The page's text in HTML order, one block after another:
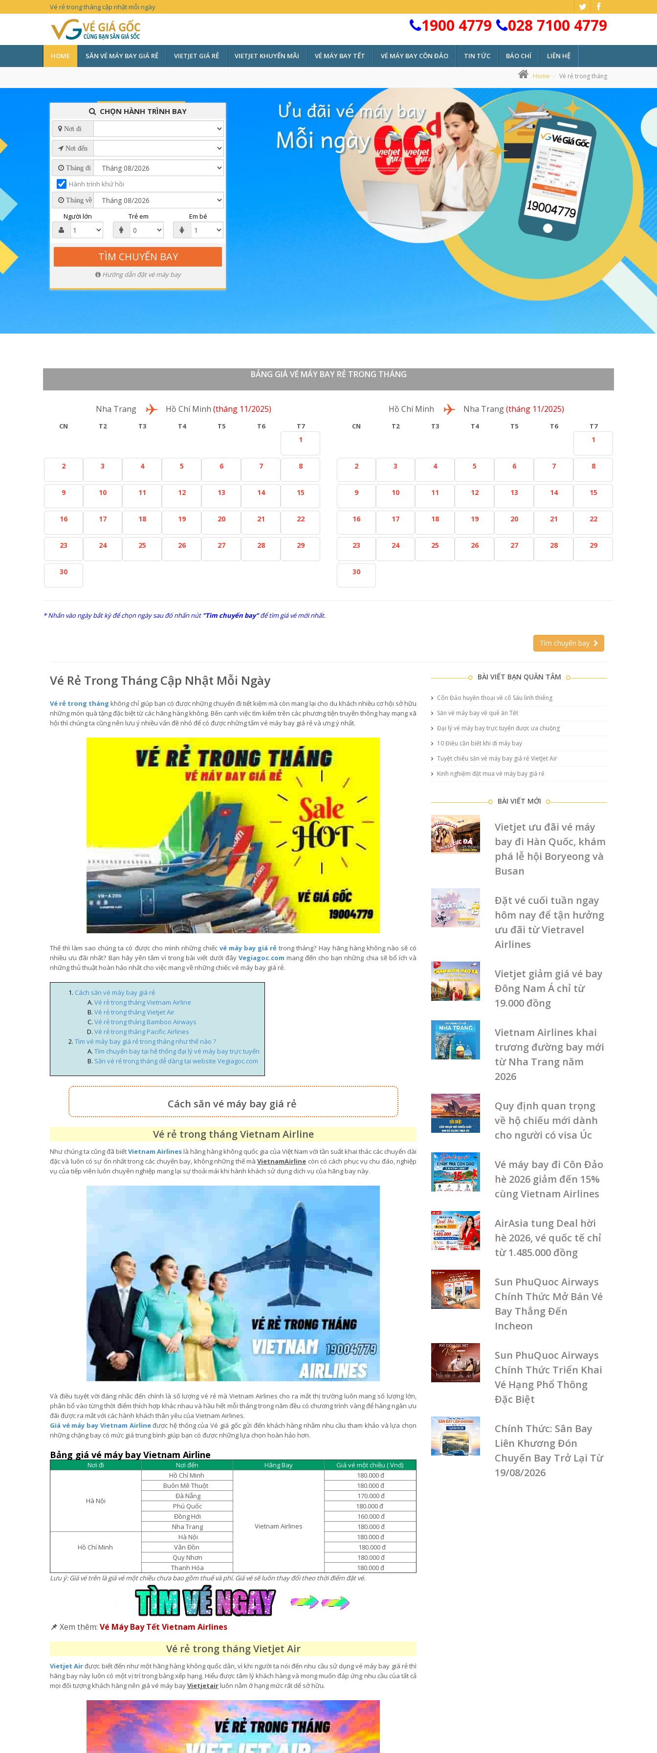
Vé rẻ trong tháng cập nhật mỗi ngày
1900 4779 028 7100 4779
HOME SĂN VÉ MÁY BAY GIÁ RẺ VIETJET GIÁ RẺ VIETJET KHUYẾN MÃI VÉ MÁY BAY TẾT VÉ MÁY BAY CÔN ĐẢO TIN TỨC BÁO CHÍ LIÊN HỆ
Home Vé rẻ trong tháng
CHỌN HÀNH TRÌNH BAY
Nơi đi
Nơi đến
Tháng đi
Hành trình khứ hồi
Tháng về
Người lớn Trẻ em Em bé
Hướng dẫn đặt vé máy bay
BẢNG GIÁ VÉ MÁY BAY RẺ TRONG THÁNG
Nha Trang Hồ Chí Minh (tháng 11/2025)
CN T2 T3 T4 T5 T6 T7
1
2 3 4 5 6 7 8
9 10 11 12 13 14 15
16 17 18 19 20 21 22
23 24 25 26 27 28 29
30
Hồ Chí Minh Nha Trang(tháng 11/2025)
CN T2 T3 T4 T5 T6 T7
1
2 3 4 5 6 7 8
9 10 11 12 13 14 15
16 17 18 19 20 21 22
23 24 25 26 27 28 29
30
* Nhấn vào ngày bất kỳ để chọn ngày sau đó nhấn nút "Tìm chuyến bay"để tìm giá vé mới nhất.
Tìm chuyến bay
Vé Rẻ Trong Tháng Cập Nhật Mỗi Ngày
Vé rẻ trong tháng không chỉ giúp bạn có được những chuyến đi tiết kiệm mà còn mang lại cho du khách nhiều cơ hội sở hữu
những món quà tặng đặc biệt từ các hãng hàng không. Bên cạnh việc tìm kiếm trên các phương tiện truyền thông hay mạng xã
hội thì chúng ta cũng nên lưu ý nhiều vấn đề nhỏ để có được những tấm vé máy bay giá rẻ và ưng ý nhất.
Thế thì làm sao chúng ta có được cho mình những chiếc vé máy bay giá rẻ trong tháng? Hay hãng hàng không nào sẽ có
nhiều ưu đãi nhất? Bạn hãy yên tâm vì trong bài viết dưới đây Vegiagoc.com mang đến cho bạn những chia sẽ bổ ích và
những thủ thuật hoàn hảo nhất cho việc mang về những chiếc vé máy bay giá rẻ.
Cách săn vé máy bay giá rẻ
Vé rẻ trong tháng Vietnam Airline
Vé rẻ trong tháng Vietjet Air
Vé rẻ trong tháng Bamboo Airways
Vé rẻ trong tháng Pacific Airlines
Tìm vé máy bay giá rẻ trong tháng như thế nào ?
Tìm chuyến bay tại hệ thống đại lý vé máy bay trực tuyến
Săn vé rẻ trong tháng dễ dàng tại website Vegiagoc.com
Cách săn vé máy bay giá rẻ
Vé rẻ trong tháng Vietnam Airline
Như chúng ta cũng đã biếtVietnam Airlineslà hãng hàng không quốc gia của Việt Nam với tần suất khai thác các chuyến dài
đặc và luôn có sự ổn nhất trong các chuyến bay, không những thế màVietnamAirline còn có cách phục vụ chu đáo, nghiệp
vụ của tiếp viên luôn chuyên nghiệp mang lại sự thoải mái khi hành khách sử dụng dịch vụ của hãng bay này.
Và điều tuyệt vời đáng nhắc đến chính là số lượng vé rẻ mà Vietnam Airlines cho ra mắt thị trường luôn mang số lượng lớn,
phân bổ vào từng thời điểm thích hợp khác nhau và hầu hết mỗi tháng trong năm đều có chương trình vàng để hàng ngàn ưu
đãi được ra mắt với các hành khách thân yêu của Vietnam Airlines.
Giá vé máy bay Vietnam Airlineđược hệ thống của Vé giá gốc gửi đến khách hàng nhằm nhu cầu tham khảo và lựa chọn
những chặng bay có mức giá trung bình giúp bạn có được những lựa chọn hoàn hảo hơn.
Bảng giá vé máy bay Vietnam Airline
Nơi đi Nơi đến Hãng Bay Giá vé một chiều ( Vnd)
Hà Nội
Hồ Chí Minh
Vietnam Airlines
180.000 đ
Buôn Mê Thuột
180.000 đ
Đà Nẵng
170.000 đ
Phú Quốc
180.000 đ
Đồng Hới
160.000 đ
Nha Trang
180.000 đ
Hồ Chí Minh
Hà Nội
180.000 đ
Vân Đồn
180.000 đ
Quy Nhơn
180.000 đ
Thanh Hóa
180.000 đ
Lưu ý: Giá vé trên là giá vé một chiều chưa bao gồm thuế và phí. Giá vé sẽ luôn thay đổi theo thời điểm đặt vé.
📌 Xem thêm: Vé Máy Bay Tết Vietnam Airlines
Vé rẻ trong tháng Vietjet Air
Vietjet Airđược biết đến như một hãng hàng không quốc dân, vì khi người ta nói đến nhu cầu sử dụng vé máy bay giá rẻ thì
hãng bay này luôn có một vị trí trong bảng xếp hạng. Hiểu được tâm lý khách hàng và mong muốn đáp ứng nhu cầu của tất cả
mọi đối tượng khách hàng nên giá vé máy bayVietjetairluôn nằm ở hạng mức rất dể sở hữu.
BÀI VIẾT BẠN QUÂN TÂM
Côn Đảo huyền thoại về cô Sáu linh thiêng
Săn vé máy bay về quê ăn Tết
Đại lý vé máy bay trực tuyến được ưa chuộng
10 Điều cần biết khi đi máy bay
Tuyệt chiêu săn vé máy bay giá rẻ VietJet Air
Kinh nghiệm đặt mua vé máy bay giá rẻ
BÀI VIẾT MỚI
Vietjet ưu đãi vé máy
bay đi Hàn Quốc, khám
phá lễ hội Boryeong và
Busan
Đặt vé cuối tuần ngay
hôm nay để tận hưởng
ưu đãi từ Vietravel
Airlines
Vietjet giảm giá vé bay
Đông Nam Á chỉ từ
19.000 đồng
Vietnam Airlines khai
trương đường bay mới
từ Nha Trang năm
2026
Quy định quan trọng
về hộ chiếu mới dành
cho người có visa Úc
Vé máy bay đi Côn Đảo
hè 2026 giảm đến 15%
cùng Vietnam Airlines
AirAsia tung Deal hời
hè 2026, vé quốc tế chỉ
từ 1.485.000 đồng
Sun PhuQuoc Airways
Chính Thức Mở Bán Vé
Bay Thẳng Đến
Incheon
Sun PhuQuoc Airways
Chính Thức Triển Khai
Vé Hạng Phổ Thông
Đặc Biệt
Chính Thức: Sân Bay
Liên Khương Đón
Chuyến Bay Trở Lại Từ
19/08/2026